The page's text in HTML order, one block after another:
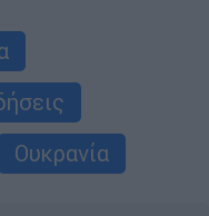
Ουκρανία